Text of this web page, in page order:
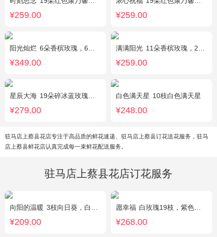
¥259.00 ¥259.00
阳光灿烂 6朵香槟玫瑰，6朵粉玫瑰，3朵向日葵，2枝多头白百合，1枝多头粉百合，绿叶
¥349.00
满满阳光 11朵香槟玫瑰，2朵向日葵，1个蓝色绣球，配花、桔梗、绿叶搭配
¥259.00
星辰大海 19朵碎冰蓝玫瑰，尤加利绿叶搭配
¥279.00
白色满天星 10枝白色满天星
¥248.00
驻马店上蔡县花店专注于高品质的鲜花速递、驻马店上蔡县订花送花服务，驻马
店上蔡县鲜花店认真完成每一束鲜花配送服务。
驻马店上蔡县花店订花服务
向阳的温暖 3枝向日葵，白色洋桔梗、绿叶搭配
¥209.00
愿幸福 白玫瑰19枝，紫色勿忘我围绕。
¥268.00